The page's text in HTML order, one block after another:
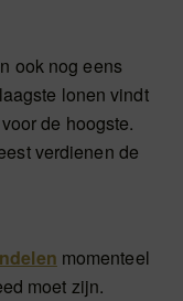
ook nog eens
lonen vindt
de hoogste.
verdienen de
momenteel
moet zijn.